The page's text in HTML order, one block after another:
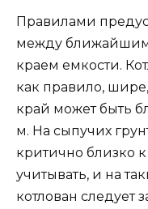
Правилами
между ближайшим
краем емкости.
как правило,
край может быть
м. На сыпучих
критично близко
учитывать, и на
котлован следует